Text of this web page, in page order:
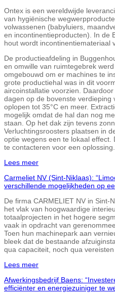
Ontex is een wereldwijde
van hygiënische
volwassenen (babyluiers,
en incontinentieproducten). In de
hout wordt incontinentiemateriaal
De productieafdeling in
en omwille van ruimtegebrek
omgebouwd om er machines te
grote productiehal was in dit
aircoinstallatie voorzien.
dagen op de bovenste verdieping
oplopen tot 35°C en meer.
mogelijk omdat de hal dan nog
staan. Op het dak zijn tevens
Verluchtingsroosters plaatsen in
optie wegens een te lokaal
te contacteren voor een oplossing.
Lees meer
Carmeliet NV (Sint-Niklaas):
verschillende mogelijkheden op
De firma CARMELIET NV in Sint-
het vlak van hoogwaardige
totaalprojecten in het hogere
vaak in opdracht van
Toen hun machinepark aan
bleek dat de bestaande
qua capaciteit, noch qua
Lees meer
Afwerkingsbedrijf Baens:
efficiënter en energiezuiniger te